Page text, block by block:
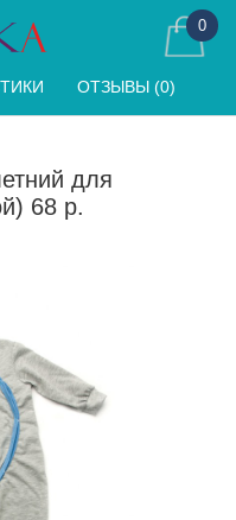
0
для
68 р.
ОТЗЫВЫ (0)